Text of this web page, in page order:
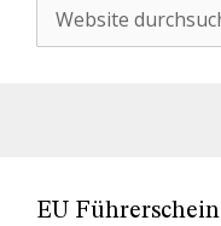
EU Führerschein